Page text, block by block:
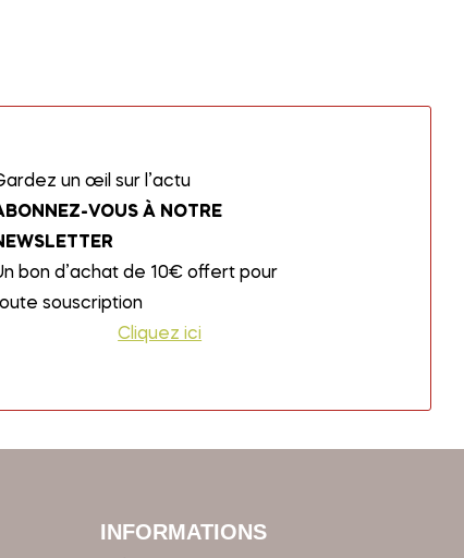
un œil sur l’actu
VOUS À NOTRE
bon d’achat de 10€ offert pour
souscription
Cliquez ici
INFORMATIONS